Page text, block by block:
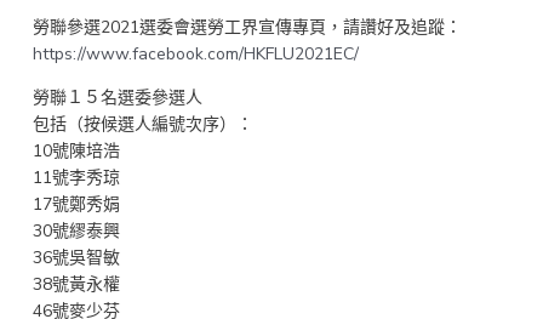
勞聯參選2021選委會選勞工界宣傳專頁，請讚好及追蹤：
https://www.facebook.com/HKFLU2021EC/
勞聯１５名選委參選人
包括（按候選人編號次序）：
10號陳培浩
11號李秀琼
17號鄭秀娟
30號繆泰興
36號吳智敏
38號黃永權
46號麥少芬